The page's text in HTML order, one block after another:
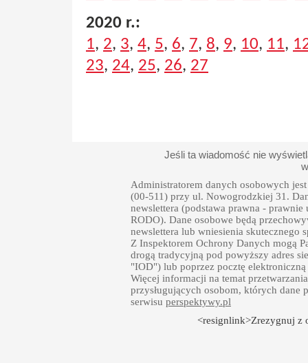
2020 r.:
1, 2, 3, 4, 5, 6, 7, 8, 9, 10, 11,
23, 24, 25, 26, 27
Jeśli ta wiadomość nie
Administratorem danych osobowych
(00-511) przy ul. Nowogrodzkiej 31.
newslettera (podstawa prawna -
RODO). Dane osobowe będą
newslettera lub wniesienia skutecznego
Z Inspektorem Ochrony Danych mogą
drogą tradycyjną pod powyższy adres
"IOD") lub poprzez pocztę
Więcej informacji na temat
przysługujących osobom, których dane
serwisu perspektywy.pl
<resignlink>Zrezygnuj z